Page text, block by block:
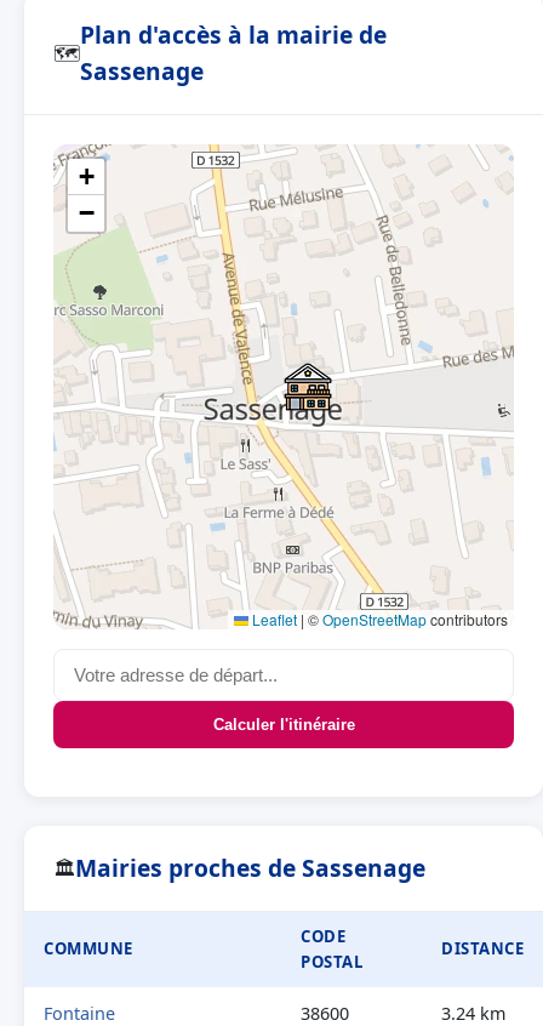
🗺
Plan d'accès à la mairie de
Sassenage
+
−
Leaflet | ©OpenStreetMapcontributors
Calculer l'itinéraire
🏛Mairies proches de Sassenage
COMMUNE
CODE
POSTAL
DISTANCE
Fontaine 38600 3.24 km